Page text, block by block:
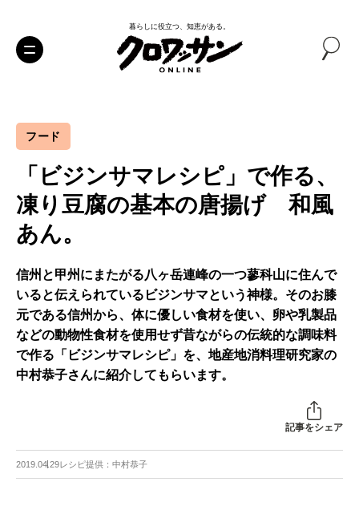
暮らしに役立つ、知恵がある。
フード
「ビジンサマレシピ」で作る、
凍り豆腐の基本の唐揚げ 和風
あん。
信州と甲州にまたがる八ヶ岳連峰の一つ蓼科山に住んで
いると伝えられているビジンサマという神様。そのお膝
元である信州から、体に優しい食材を使い、卵や乳製品
などの動物性食材を使用せず昔ながらの伝統的な調味料
で作る「ビジンサマレシピ」を、地産地消料理研究家の
中村恭子さんに紹介してもらいます。
記事をシェア
2019.04.29レシピ提供：中村恭子